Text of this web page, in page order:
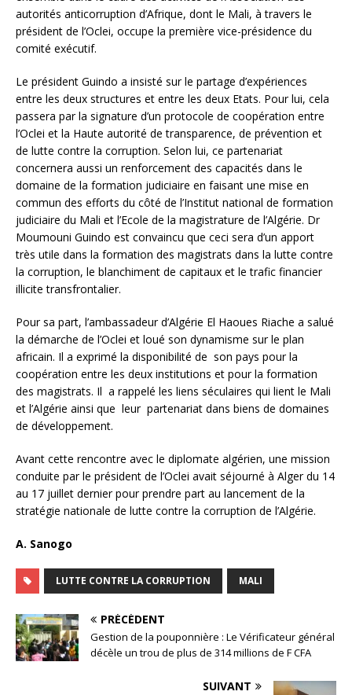
autorités anticorruption d’Afrique, dont le Mali, à travers le
président de l’Oclei, occupe la première vice-présidence du
comité exécutif.
Le président Guindo a insisté sur le partage d’expériences
entre les deux structures et entre les deux Etats. Pour lui, cela
passera par la signature d’un protocole de coopération entre
l’Oclei et la Haute autorité de transparence, de prévention et
de lutte contre la corruption. Selon lui, ce partenariat
concernera aussi un renforcement des capacités dans le
domaine de la formation judiciaire en faisant une mise en
commun des efforts du côté de l’Institut national de formation
judiciaire du Mali et l’Ecole de la magistrature de l’Algérie. Dr
Moumouni Guindo est convaincu que ceci sera d’un apport
très utile dans la formation des magistrats dans la lutte contre
la corruption, le blanchiment de capitaux et le trafic financier
illicite transfrontalier.
Pour sa part, l’ambassadeur d’Algérie El Haoues Riache a salué
la démarche de l’Oclei et loué son dynamisme sur le plan
africain. Il a exprimé la disponibilité de son pays pour la
coopération entre les deux institutions et pour la formation
des magistrats. Il a rappelé les liens séculaires qui lient le Mali
et l’Algérie ainsi que leur partenariat dans biens de domaines
de développement.
Avant cette rencontre avec le diplomate algérien, une mission
conduite par le président de l’Oclei avait séjourné à Alger du 14
au 17 juillet dernier pour prendre part au lancement de la
stratégie nationale de lutte contre la corruption de l’Algérie.
A. Sanogo
LUTTE CONTRE LA CORRUPTION MALI
PRÉCÉDENT
Gestion de la pouponnière : Le Vérificateur général
décèle un trou de plus de 314 millions de F CFA
SUIVANT